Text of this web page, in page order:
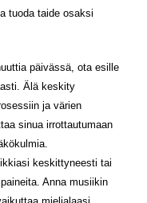
tuoda taide osaksi
päivässä, ota esille
Älä keskity
ja värien
sinua irrottautumaan
keskittyneesti tai
Anna musiikin